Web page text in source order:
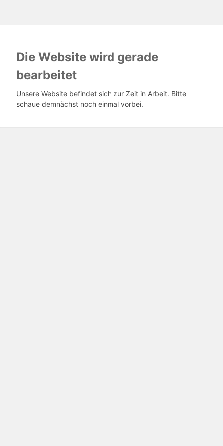
Die Website wird gerade
bearbeitet
Unsere Website befindet sich zur Zeit in Arbeit. Bitte
schaue demnächst noch einmal vorbei.